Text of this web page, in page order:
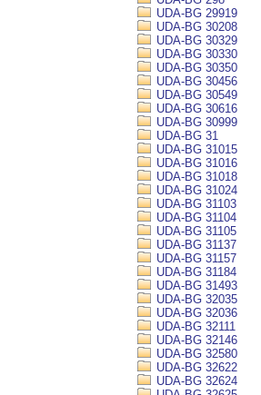
UDA-BG 29919
UDA-BG 30208
UDA-BG 30329
UDA-BG 30330
UDA-BG 30350
UDA-BG 30456
UDA-BG 30549
UDA-BG 30616
UDA-BG 30999
UDA-BG 31
UDA-BG 31015
UDA-BG 31016
UDA-BG 31018
UDA-BG 31024
UDA-BG 31103
UDA-BG 31104
UDA-BG 31105
UDA-BG 31137
UDA-BG 31157
UDA-BG 31184
UDA-BG 31493
UDA-BG 32035
UDA-BG 32036
UDA-BG 32111
UDA-BG 32146
UDA-BG 32580
UDA-BG 32622
UDA-BG 32624